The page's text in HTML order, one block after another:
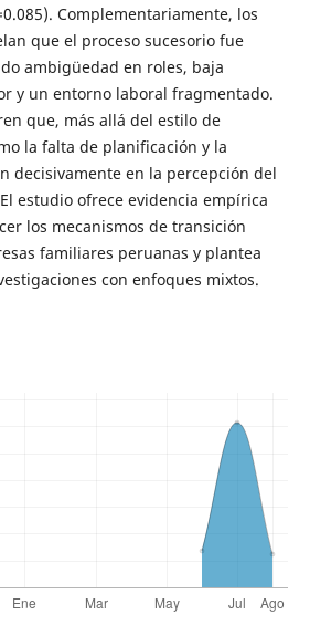
Complementariamente, los
que el proceso sucesorio fue
ambigüedad en roles, baja
y un entorno laboral fragmentado.
que, más allá del estilo de
la falta de planificación y la
decisivamente en la percepción del
estudio ofrece evidencia empírica
los mecanismos de transición
familiares peruanas y plantea
con enfoques mixtos.